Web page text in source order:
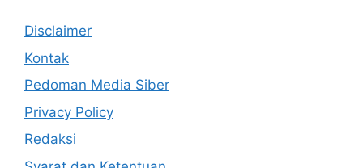
Disclaimer
Kontak
Pedoman Media Siber
Privacy Policy
Redaksi